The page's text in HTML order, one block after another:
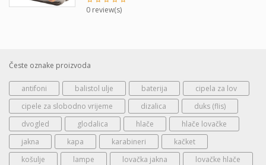
0 review(s)
Česte oznake proizvoda
antifoni balistol ulje baterija
cipela za lov
cipele za slobodno vrijeme
dizalica
duks (flis)
dvogled
glodalica hlače
hlače lovačke
jakna
kapa karabineri
kačket
košulje
lampe lovačka jakna
lovačke hlače